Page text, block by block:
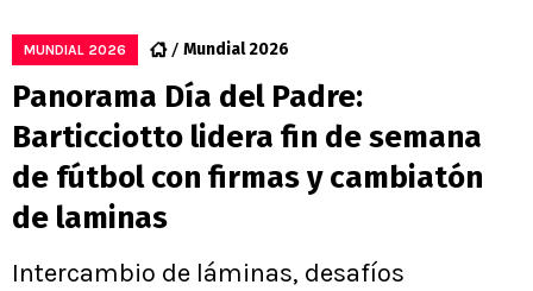
MUNDIAL 2026 Mundial 2026
Panorama Día del Padre:
Barticciotto lidera fin de semana
de fútbol con firmas y cambiatón
de laminas
Intercambio de láminas, desafíos